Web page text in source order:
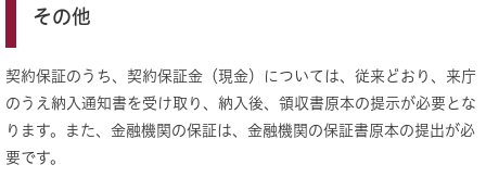
その他
契約保証のうち、契約保証金（現金）については、従来どおり、来庁
のうえ納入通知書を受け取り、納入後、領収書原本の提示が必要とな
ります。また、金融機関の保証は、金融機関の保証書原本の提出が必
要です。